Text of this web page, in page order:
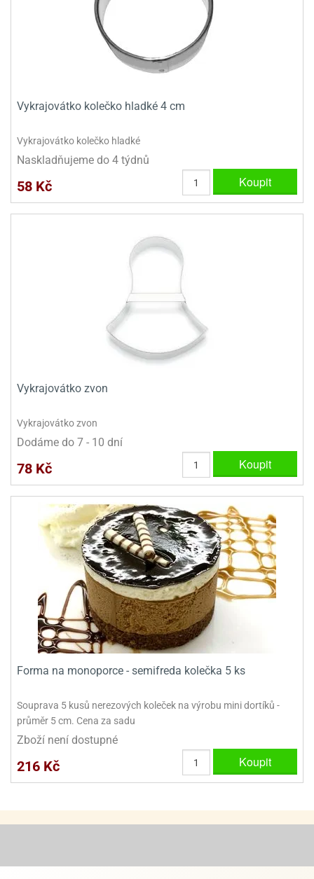
Vykrajovátko kolečko hladké 4 cm
Vykrajovátko kolečko hladké
Naskladňujeme do 4 týdnů
58 Kč Koupit
Vykrajovátko zvon
Vykrajovátko zvon
Dodáme do 7 - 10 dní
78 Kč Koupit
Forma na monoporce - semifreda kolečka 5 ks
Souprava 5 kusů nerezových koleček na výrobu mini dortíků -
průměr 5 cm. Cena za sadu
Zboží není dostupné
216 Kč Koupit